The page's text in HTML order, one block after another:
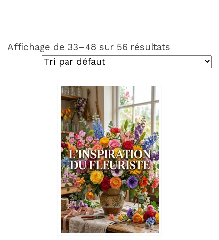
Affichage de 33–48 sur 56 résultats